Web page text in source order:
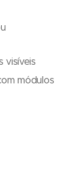
visíveis
módulos